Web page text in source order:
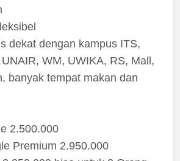
dekat dengan kampus ITS,
WM, UWIKA, RS, Mall,
banyak tempat makan dan
2.500.000
Premium 2.950.000